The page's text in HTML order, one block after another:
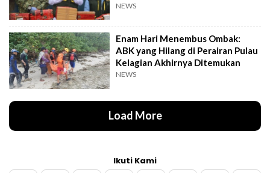
NEWS
Enam Hari Menembus Ombak:
ABK yang Hilang di Perairan Pulau
Kelagian Akhirnya Ditemukan
NEWS
Load More
Ikuti Kami